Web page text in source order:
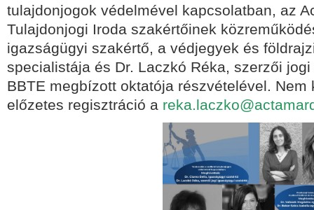
tulajdonjogok védelmével kapcsolatban, az
Tulajdonjogi Iroda szakértőinek
igazságügyi szakértő, a védjegyek és
specialistája és Dr. Laczkó Réka, szerzői
BBTE megbízott oktatója részvételével.
előzetes regisztráció a